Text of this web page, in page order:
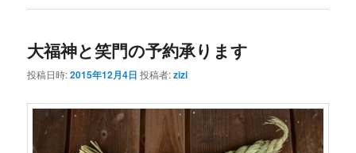
大福神と笑門の予約承ります
投稿日時:2015年12月4日 投稿者:zizi